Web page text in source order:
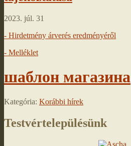
2023. júl. 31
- Hirdetmény árverés eredményéről
- Melléklet
шаблон магазина
Kategória: Korábbi hírek
Testvértelepülésünk